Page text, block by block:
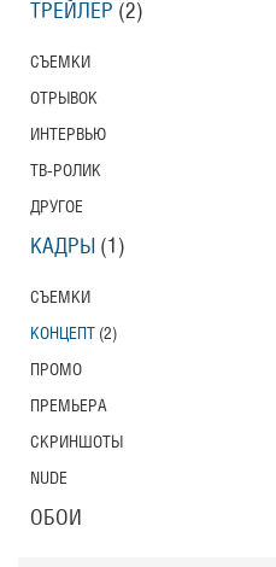
ТРЕЙЛЕР (2)
СЪЕМКИ
ОТРЫВОК
ИНТЕРВЬЮ
ТВ-РОЛИК
ДРУГОЕ
КАДРЫ (1)
СЪЕМКИ
КОНЦЕПТ (2)
ПРОМО
ПРЕМЬЕРА
СКРИНШОТЫ
NUDE
ОБОИ